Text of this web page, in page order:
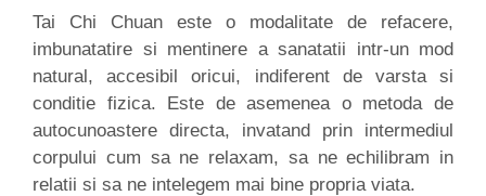
Tai Chi Chuan este o modalitate de refacere,
imbunatatire si mentinere a sanatatii intr-un mod
natural, accesibil oricui, indiferent de varsta si
conditie fizica. Este de asemenea o metoda de
autocunoastere directa, invatand prin intermediul
corpului cum sa ne relaxam, sa ne echilibram in
relatii si sa ne intelegem mai bine propria viata.